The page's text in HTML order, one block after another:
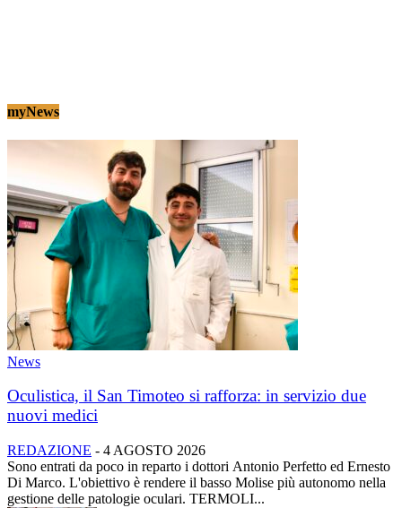
myNews
News
Oculistica, il San Timoteo si rafforza: in servizio due
nuovi medici
REDAZIONE - 4 AGOSTO 2026
Sono entrati da poco in reparto i dottori Antonio Perfetto ed Ernesto
Di Marco. L'obiettivo è rendere il basso Molise più autonomo nella
gestione delle patologie oculari. TERMOLI...